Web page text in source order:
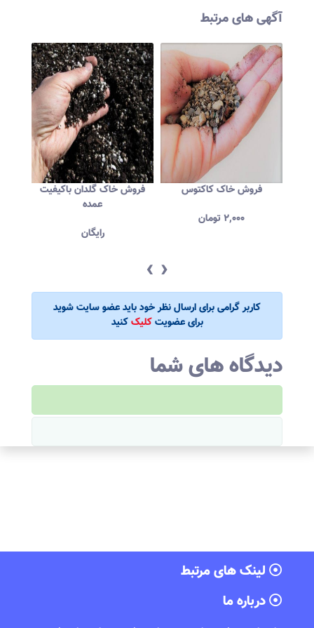
آگهی های مرتبط
فروش خاک گلدان باکیفیت
عمده
رایگان
فروش خاک کاکتوس
۲,۰۰۰تومان
‹ ›
کاربر گرامی برای ارسال نظر خود باید عضو سایت شوید
برای عضویتکلیککنید
دیدگاه های شما
لینک های مرتبط
درباره ما